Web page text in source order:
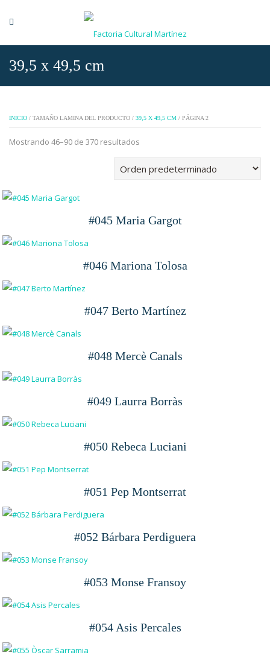
39,5 x 49,5 cm
INICIO / TAMAÑO LAMINA DEL PRODUCTO / 39,5 X 49,5 CM / PÁGINA 2
Mostrando 46–90 de 370 resultados
#045 Maria Gargot
#046 Mariona Tolosa
#047 Berto Martínez
#048 Mercè Canals
#049 Laurra Borràs
#050 Rebeca Luciani
#051 Pep Montserrat
#052 Bárbara Perdiguera
#053 Monse Fransoy
#054 Asis Percales